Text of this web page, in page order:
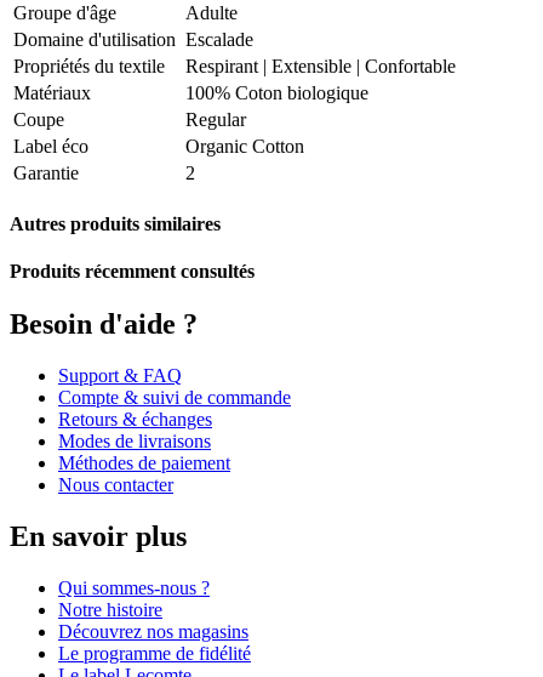
Groupe d'âge
Adulte
Domaine d'utilisation Escalade
Propriétés du textile
Respirant | Extensible | Confortable
Matériaux
100% Coton biologique
Coupe
Regular
Label éco
Organic Cotton
Garantie
2
Autres produits similaires
Produits récemment consultés
Besoin d'aide ?
Support & FAQ
Compte & suivi de commande
Retours & échanges
Modes de livraisons
Méthodes de paiement
Nous contacter
En savoir plus
Qui sommes-nous ?
Notre histoire
Découvrez nos magasins
Le programme de fidélité